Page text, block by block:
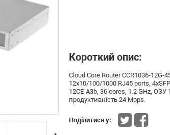
Короткий опис:
Cloud Core Router CCR1036-
12х10/100/1000 RJ45 ports,
12CE-A3b, 36 cores, 1.2 GHz,
продуктивність 24 Mpps.
Поділитися у: